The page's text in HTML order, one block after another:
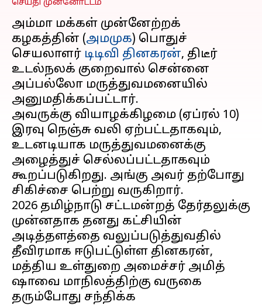
செய்தி முன்னோட்டம்
அம்மா மக்கள் முன்னேற்றக்
கழகத்தின் (அமமுக) பொதுச்
செயலாளர் டிடிவி தினகரன், திடீர்
உடல்நலக் குறைவால் சென்னை
அப்பல்லோ மருத்துவமனையில்
அனுமதிக்கப்பட்டார்.
அவருக்கு வியாழக்கிழமை (ஏப்ரல் 10)
இரவு நெஞ்சு வலி ஏற்பட்டதாகவும்,
உடனடியாக மருத்துவமனைக்கு
அழைத்துச் செல்லப்பட்டதாகவும்
கூறப்படுகிறது. அங்கு அவர் தற்போது
சிகிச்சை பெற்று வருகிறார்.
2026 தமிழ்நாடு சட்டமன்றத் தேர்தலுக்கு
முன்னதாக தனது கட்சியின்
அடித்தளத்தை வலுப்படுத்துவதில்
தீவிரமாக ஈடுபட்டுள்ள தினகரன்,
மத்திய உள்துறை அமைச்சர் அமித்
ஷாவை மாநிலத்திற்கு வருகை
தரும்போது சந்திக்க